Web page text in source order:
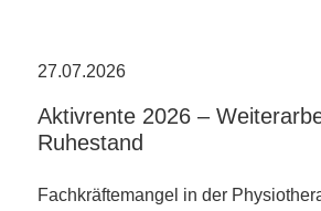
27.07.2026
Aktivrente 2026 –
Ruhestand
Fachkräftemangel in der